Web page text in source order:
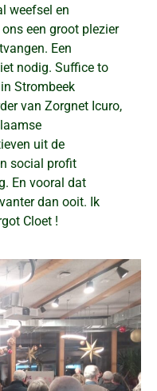
weefsel en
een groot plezier
Een
nodig. Suffice to
Strombeek
van Zorgnet Icuro,
uit de
social profit
En vooral dat
dan ooit. Ik
Cloet !